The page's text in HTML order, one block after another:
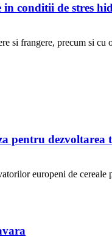
conditii de stres
si frangere, precum si
pentru
europeni de cereale